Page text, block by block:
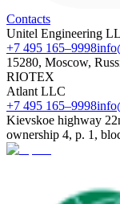
Contacts
Unitel Engineering
+7 495 165–9998
15280, Moscow,
RIOTEX
Atlant LLC
+7 495 165–9998
Kievskoe highway
ownership 4, p. 1,